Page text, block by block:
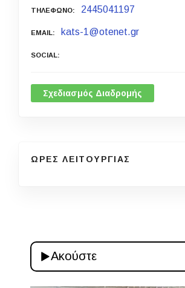
ΤΗΛΕΦΩΝΟ 2445041197
EMAIL kats-1@otenet.gr
SOCIAL
Σχεδιασμός Διαδρομής
ΩΡΕΣ ΛΕΙΤΟΥΡΓΙΑΣ
Ακούστε